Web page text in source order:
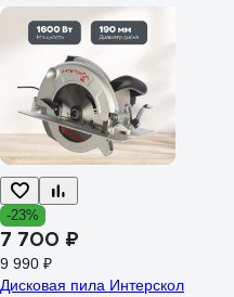
-23%
7 700 ₽
9 990 ₽
Дисковая пила Интерскол